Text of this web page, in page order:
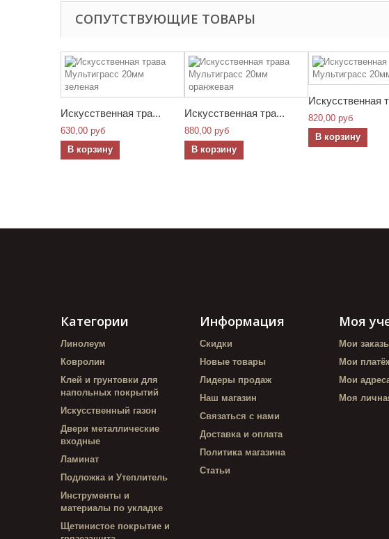
СОПУТСТВУЮЩИЕ ТОВАРЫ
Искусственная тра...
630,00 руб
В корзину
Искусственная тра...
880,00 руб
В корзину
Искусственная
820,00 руб
В корзину
Категории
Линолеум
Ковролин
Клей и грунтовки для
напольных покрытий
Искусственный газон
Двери металлические
входные
Ламинат
Подложка и Утеплитель
Инструменты и
материалы по укладке
Щетинистое покрытие и
Информация
Скидки
Новые товары
Лидеры продаж
Наш магазин
Связаться с нами
Доставка и оплата
Политика магазина
Статьи
Моя
Мои
Мои
Мои
Моя